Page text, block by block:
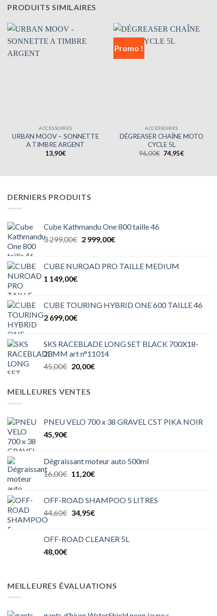
PRODUITS SIMILAIRES
ACCESSOIRES
URBAN MOOV – SONNETTE
A TIMBRE ARGENT
13,90€
Promo !
ACCESSOIRES
DÉGREASER CHAÎNE MOTO
CYCLE 5L
96,00€ Le
prix
96,00€.
74,95€Le
74,95€.
DERNIERS PRODUITS
Cube Kathmandu One 800 taille 46
3 299,00€ Le
était :
2 999,00€Le
est :
CUBE NUROAD PRO TAILLE MEDIUM
1 149,00€
CUBE TOURING HYBRID ONE 600 TAILLE 46
2 699,00€
SKS RACEBLADE LONG SET BLACK 700X18-
23MM art n°11014
45,00€ Le
était :
20,00€Le
MEILLEURES VENTES
PNEU VELO 700 x 38 GRAVEL CST PIKA NOIR
45,90€
Dégraissant moteur auto 500ml
16,00€ Le
était :
16,00€.
11,20€Le
est :
11,20€.
OFF-ROAD SHAMPOO 5 LITRES
44,60€ Le
était :
34,95€Le
est :
OFF-ROAD CLEANER 5L
48,00€
MEILLEURES ÉVALUATIONS